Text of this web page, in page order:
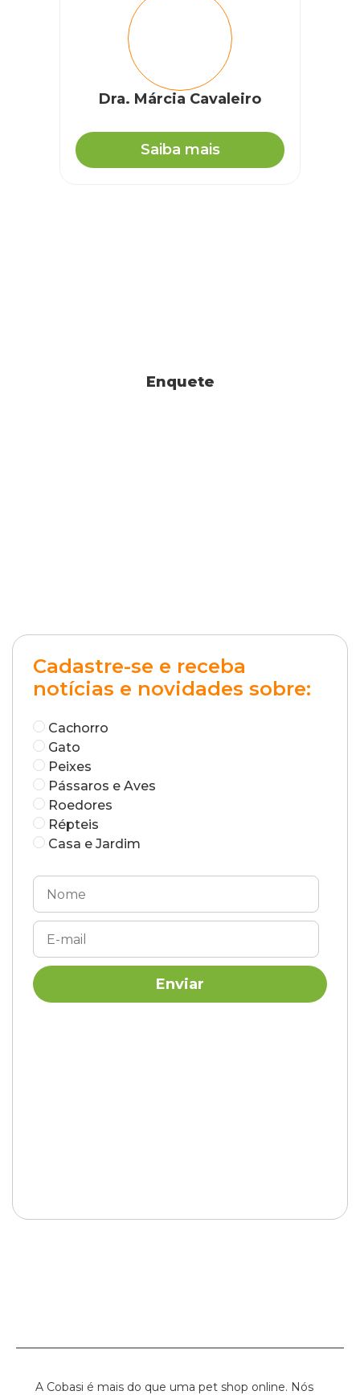
Dra. Márcia Cavaleiro
Saiba mais
Enquete
Cadastre-se e receba
notícias e novidades sobre:
Cachorro
Gato
Peixes
Pássaros e Aves
Roedores
Répteis
Casa e Jardim
A Cobasi é mais do que uma pet shop online. Nós